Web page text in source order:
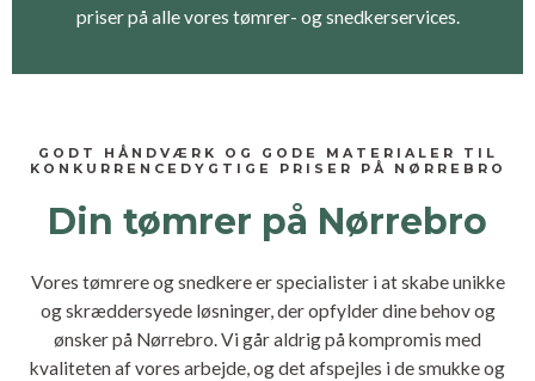
priser på alle vores tømrer- og snedkerservices.
GODT HÅNDVÆRK OG GODE MATERIALER TIL
KONKURRENCEDYGTIGE PRISER PÅ NØRREBRO
Din tømrer på Nørrebro
Vores tømrere og snedkere er specialister i at skabe unikke
og skræddersyede løsninger, der opfylder dine behov og
ønsker på Nørrebro. Vi går aldrig på kompromis med
kvaliteten af vores arbejde, og det afspejles i de smukke og